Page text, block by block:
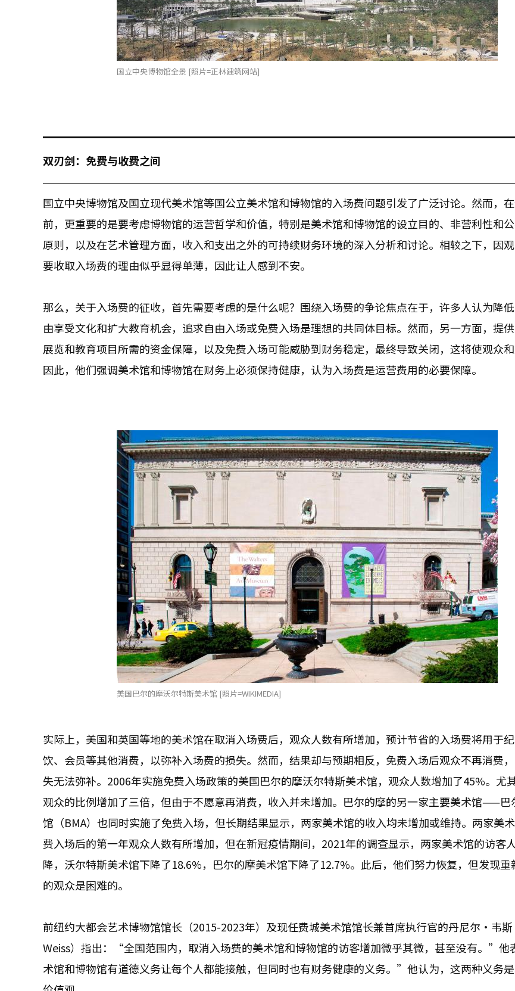
国立中央博物馆全景 [照片=正林建筑网站]
双刃剑：免费与收费之间
国立中央博物馆及国立现代美术馆等国公立美术馆和博物馆的入场费问题引发了广泛讨论。然而，
前，更重要的是要考虑博物馆的运营哲学和价值，特别是美术馆和博物馆的设立目的、非营利性和
原则，以及在艺术管理方面，收入和支出之外的可持续财务环境的深入分析和讨论。相较之下，因
要收取入场费的理由似乎显得单薄，因此让人感到不安。
那么，关于入场费的征收，首先需要考虑的是什么呢？围绕入场费的争论焦点在于，许多人认为降
由享受文化和扩大教育机会，追求自由入场或免费入场是理想的共同体目标。然而，另一方面，提
展览和教育项目所需的资金保障，以及免费入场可能威胁到财务稳定，最终导致关闭，这将使观众和
因此，他们强调美术馆和博物馆在财务上必须保持健康，认为入场费是运营费用的必要保障。
美国巴尔的摩沃尔特斯美术馆 [照片=WIKIMEDIA]
实际上，美国和英国等地的美术馆在取消入场费后，观众人数有所增加，预计节省的入场费将用于
饮、会员等其他消费，以弥补入场费的损失。然而，结果却与预期相反，免费入场后观众不再消费
失无法弥补。2006年实施免费入场政策的美国巴尔的摩沃尔特斯美术馆，观众人数增加了45%。尤
观众的比例增加了三倍，但由于不愿意再消费，收入并未增加。巴尔的摩的另一家主要美术馆——巴
馆（BMA）也同时实施了免费入场，但长期结果显示，两家美术馆的收入均未增加或维持。两家美
费入场后的第一年观众人数有所增加，但在新冠疫情期间，2021年的调查显示，两家美术馆的访客
降，沃尔特斯美术馆下降了18.6%，巴尔的摩美术馆下降了12.7%。此后，他们努力恢复，但发现重
的观众是困难的。
前纽约大都会艺术博物馆馆长（2015-2023年）及现任费城美术馆馆长兼首席执行官的丹尼尔·韦
Weiss）指出：“全国范围内，取消入场费的美术馆和博物馆的访客增加微乎其微，甚至没有。”
术馆和博物馆有道德义务让每个人都能接触，但同时也有财务健康的义务。”他认为，这两种义务